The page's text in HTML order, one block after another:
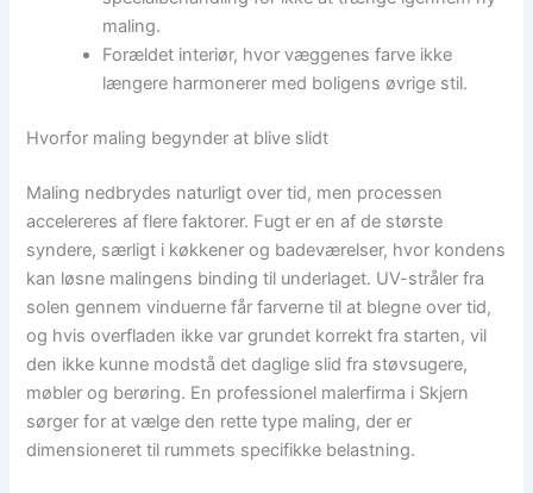
maling.
Forældet interiør, hvor væggenes farve ikke
længere harmonerer med boligens øvrige stil.
Hvorfor maling begynder at blive slidt
Maling nedbrydes naturligt over tid, men processen
accelereres af flere faktorer. Fugt er en af de største
syndere, særligt i køkkener og badeværelser, hvor kondens
kan løsne malingens binding til underlaget. UV-stråler fra
solen gennem vinduerne får farverne til at blegne over tid,
og hvis overfladen ikke var grundet korrekt fra starten, vil
den ikke kunne modstå det daglige slid fra støvsugere,
møbler og berøring. En professionel malerfirma i Skjern
sørger for at vælge den rette type maling, der er
dimensioneret til rummets specifikke belastning.